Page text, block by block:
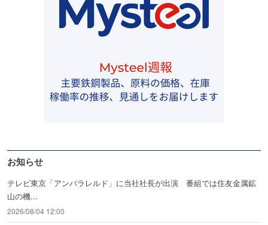
お知らせ
テレビ東京「アンパラレルド」に当社社長が出演 番組では住友金属鉱
山の機...
2026/08/04 12:00